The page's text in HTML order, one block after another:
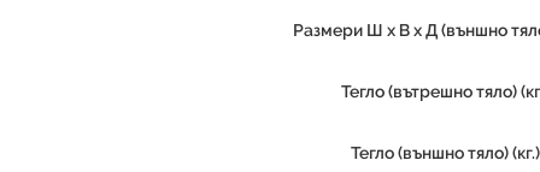
Размери Ш х В х Д (външно
Тегло (вътрешно тяло)
Тегло (външно тяло) (кг.)